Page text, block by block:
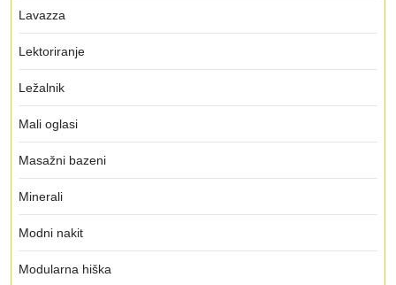
Lavazza
Lektoriranje
Ležalnik
Mali oglasi
Masažni bazeni
Minerali
Modni nakit
Modularna hiška